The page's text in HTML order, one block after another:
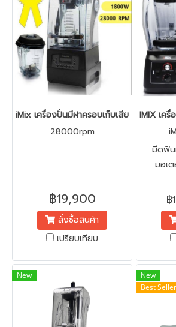
iMix เครื่องปั่นมีฝาครอบเก็บเสียง รอบปั่น
28000rpm
฿19,900
สั่งซื้อสินค้า
เปรียบเทียบ
IMIX เค
มีดฟัน
มอเ
฿
New
New
Best Seller